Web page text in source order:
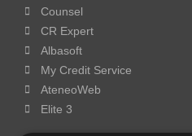
Counsel
CR Expert
Albasoft
My Credit Service
AteneoWeb
Elite 3